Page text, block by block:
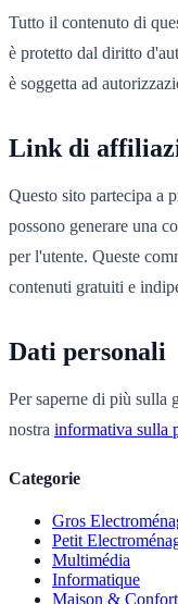
Tutto il contenuto di
è protetto dal diritto
è soggetta ad
Link di
Questo sito partecipa a
possono generare una
per l'utente. Queste
contenuti gratuiti e
Dati personali
Per saperne di più sulla
nostra informativa sulla
Categorie
Gros
Petit
Multimédia
Informatique
Maison & Confort